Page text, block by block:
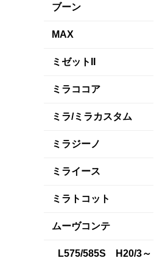
ブーン
MAX
ミゼットII
ミラココア
ミラ/ミラカスタム
ミラジーノ
ミライース
ミラトコット
ムーヴコンテ
L575/585S H20/3～